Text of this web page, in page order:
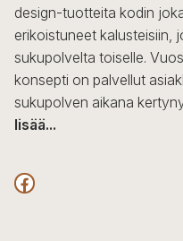
design-tuotteita kodin
erikoistuneet kalusteisiin,
sukupolvelta toiselle.
konsepti on palvellut
sukupolven aikana
lisää...
F